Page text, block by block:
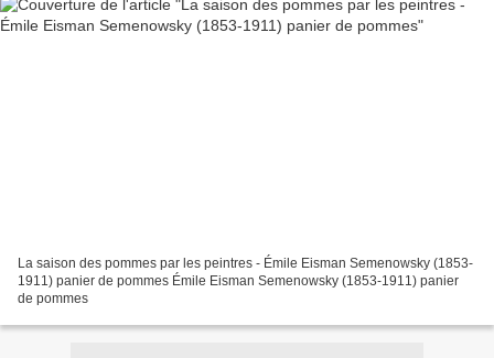
La saison des pommes par les peintres - Émile Eisman Semenowsky (1853-
1911) panier de pommes Émile Eisman Semenowsky (1853-1911) panier
de pommes